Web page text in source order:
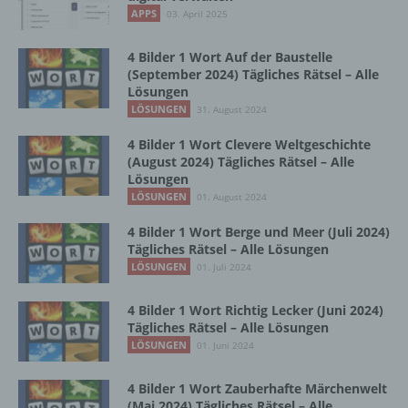
APPS 03. April 2025
4 Bilder 1 Wort Auf der Baustelle
(September 2024) Tägliches Rätsel – Alle
Lösungen
LÖSUNGEN 31. August 2024
4 Bilder 1 Wort Clevere Weltgeschichte
(August 2024) Tägliches Rätsel – Alle
Lösungen
LÖSUNGEN 01. August 2024
4 Bilder 1 Wort Berge und Meer (Juli 2024)
Tägliches Rätsel – Alle Lösungen
LÖSUNGEN 01. Juli 2024
4 Bilder 1 Wort Richtig Lecker (Juni 2024)
Tägliches Rätsel – Alle Lösungen
LÖSUNGEN 01. Juni 2024
4 Bilder 1 Wort Zauberhafte Märchenwelt
b) betroffene Person
Betroffene Person ist jede identifizierte oder
identifizierbare natürliche Person, deren
personenbezogene Daten von dem für die
Verarbeitung Verantwortlichen verarbeitet
c) Verarbeitung
Verarbeitung ist jeder mit oder ohne Hilfe
automatisierter Verfahren ausgeführte
Vorgang oder jede solche Vorgangsreihe im
Zusammenhang mit personenbezogenen
Daten wie das Erheben, das Erfassen, die
Organisation, das Ordnen, die Speicherung,
die Anpassung oder Veränderung, das
Auslesen, das Abfragen, die Verwendung,
Verbreitung oder eine andere Form der